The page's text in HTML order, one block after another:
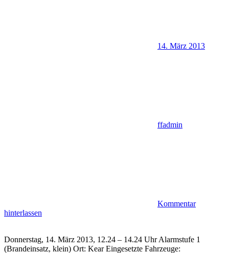
14. März 2013
ffadmin
Kommentar
hinterlassen
Donnerstag, 14. März 2013, 12.24 – 14.24 Uhr Alarmstufe 1
(Brandeinsatz, klein) Ort: Kear Eingesetzte Fahrzeuge: